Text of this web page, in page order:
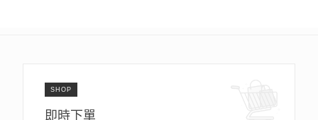
SHOP
即時下單